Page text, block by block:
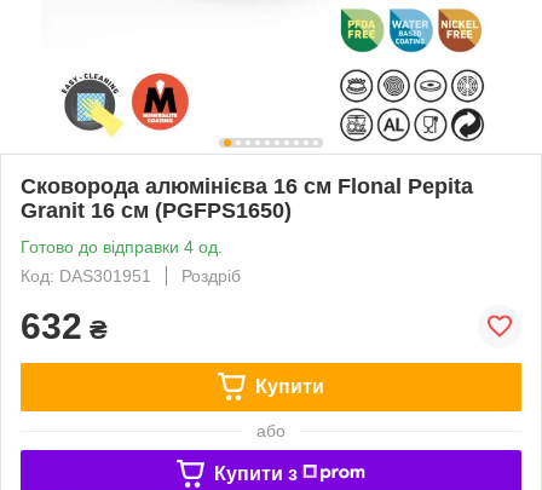
Сковорода алюмінієва 16 см Flonal Pepita
Granit 16 см (PGFPS1650)
Готово до відправки 4 од.
Код: DAS301951
Роздріб
632 ₴
Купити
або
Купити з